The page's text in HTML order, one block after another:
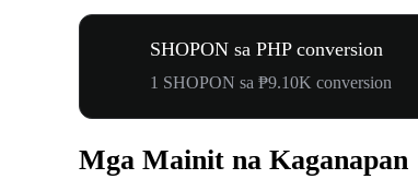
SHOPON sa PHP conversion
1 SHOPON sa ₱9.10K conversion
Mga Mainit na Kaganapan